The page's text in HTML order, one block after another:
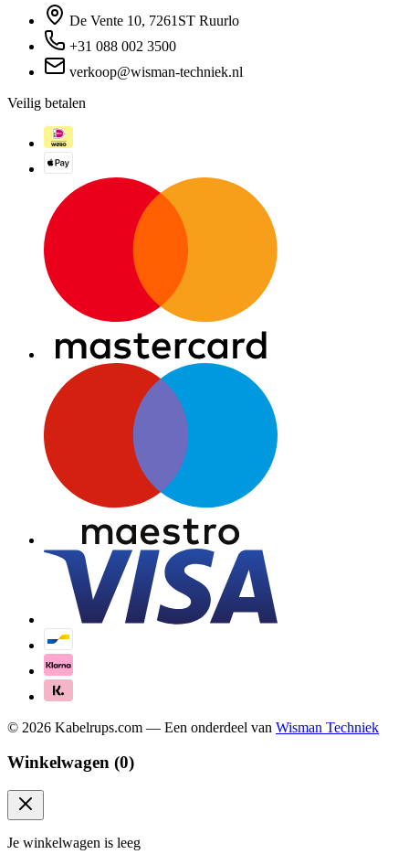
De Vente 10, 7261ST Ruurlo
+31 088 002 3500
verkoop@wisman-techniek.nl
Veilig betalen
© 2026 Kabelrups.com — Een onderdeel van Wisman Techniek
Winkelwagen (0)
Je winkelwagen is leeg